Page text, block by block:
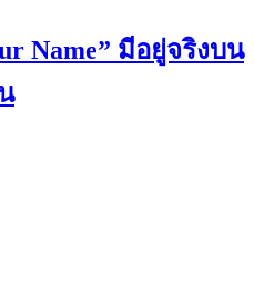
Name” มีอยู่จริงบน